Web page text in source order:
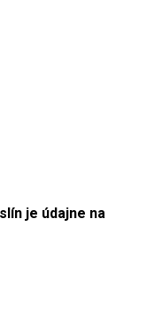
je údajne na